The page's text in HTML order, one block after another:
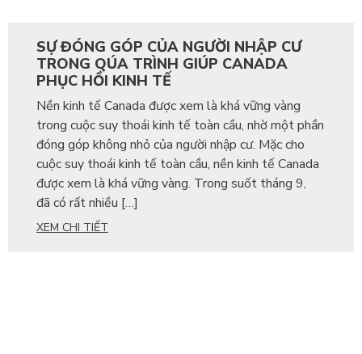
SỰ ĐÓNG GÓP CỦA NGƯỜI NHẬP CƯ
TRONG QÚA TRÌNH GIÚP CANADA
PHỤC HỒI KINH TẾ
Nền kinh tế Canada được xem là khá vững vàng
trong cuộc suy thoái kinh tế toàn cầu, nhờ một phần
đóng góp không nhỏ của người nhập cư. Mặc cho
cuộc suy thoái kinh tế toàn cầu, nền kinh tế Canada
được xem là khá vững vàng. Trong suốt tháng 9,
đã có rất nhiều […]
XEM CHI TIẾT